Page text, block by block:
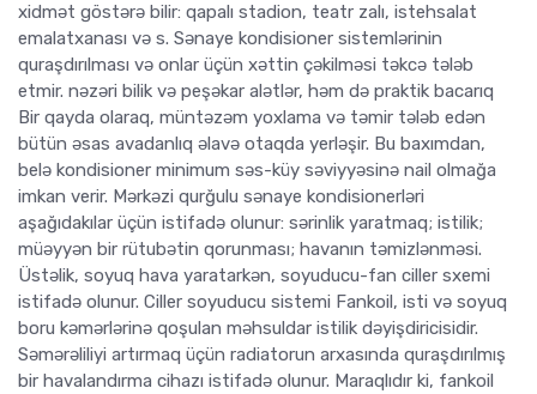
xidmət göstərə bilir: qapalı stadion, teatr zalı, istehsalat
emalatxanası və s. Sənaye kondisioner sistemlərinin
quraşdırılması və onlar üçün xəttin çəkilməsi təkcə tələb
etmir. nəzəri bilik və peşəkar alətlər, həm də praktik bacarıq
Bir qayda olaraq, müntəzəm yoxlama və təmir tələb edən
bütün əsas avadanlıq əlavə otaqda yerləşir. Bu baxımdan,
belə kondisioner minimum səs-küy səviyyəsinə nail olmağa
imkan verir. Mərkəzi qurğulu sənaye kondisionerləri
aşağıdakılar üçün istifadə olunur: sərinlik yaratmaq; istilik;
müəyyən bir rütubətin qorunması; havanın təmizlənməsi.
Üstəlik, soyuq hava yaratarkən, soyuducu-fan ciller sxemi
istifadə olunur. Ciller soyuducu sistemi Fankoil, isti və soyuq
boru kəmərlərinə qoşulan məhsuldar istilik dəyişdiricisidir.
Səmərəliliyi artırmaq üçün radiatorun arxasında quraşdırılmış
bir havalandırma cihazı istifadə olunur. Maraqlıdır ki, fankoil